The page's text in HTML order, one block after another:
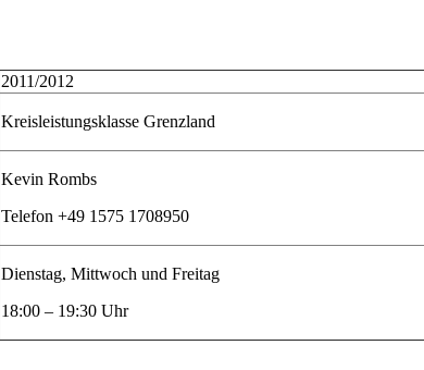
2011/2012
Kreisleistungsklasse Grenzland
Kevin Rombs
Telefon +49 1575 1708950
Dienstag, Mittwoch und Freitag
18:00 – 19:30 Uhr